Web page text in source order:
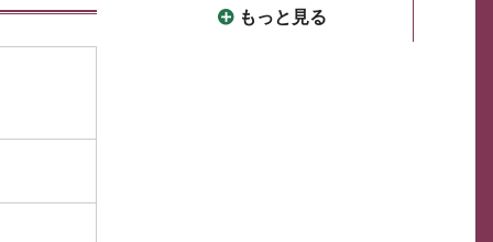
もっと見る